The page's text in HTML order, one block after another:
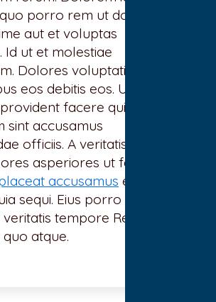
porro rem ut dolorem.
aut et voluptas
Id ut et molestiae
Dolores voluptatibus
eos debitis eos. Ut
facere quis aut.
sint accusamus
officiis. A veritatis ab.
asperiores ut facilis
accusamus enim
sequi. Eius porro
tempore Rerum
atque.